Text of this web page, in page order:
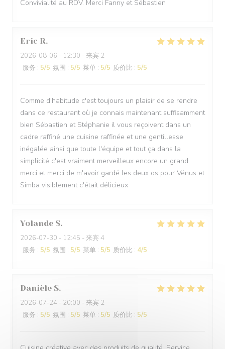
Convivialité au RDV. Merci Fanny et Sébastien
Eric R
2026-08-06 - 12:30 - 来宾 2
服务 : 5/5 氛围 : 5/5 菜单 : 5/5 质价比 : 5/5
Comme d'habitude c'est toujours un plaisir de se rendre
dans ce restaurant où je connais maintenant suffisamment
bien Sébastien et Stéphanie il vous reçoivent dans un
cadre raffiné une cuisine raffinée et une gentillesse
inégalée ainsi que toute l'équipe et tout ça dans la
simplicité c'est vraiment merveilleux encore un grand
merci et merci de m'avoir gardé les deux os pour Vénus et
Simba visiblement c'était délicieux
Yolande S
2026-07-30 - 12:45 - 来宾 4
服务 : 5/5 氛围 : 5/5 菜单 : 5/5 质价比 : 4/5
Danièle S
2026-07-24 - 20:00 - 来宾 2
服务 : 5/5 氛围 : 5/5 菜单 : 5/5 质价比 : 5/5